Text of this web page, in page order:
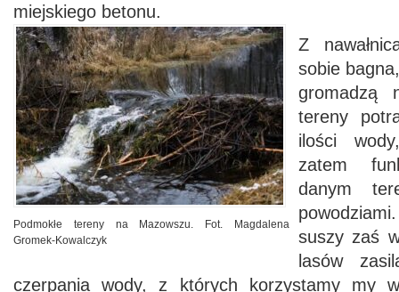
miejskiego betonu.
Podmokłe tereny na Mazowszu. Fot. Magdalena
Gromek-Kowalczyk
Z
sobie
gromadzą
tereny
ilości
zatem
danym
suszy zaś
lasów
czerpania wody, z których korzystamy my